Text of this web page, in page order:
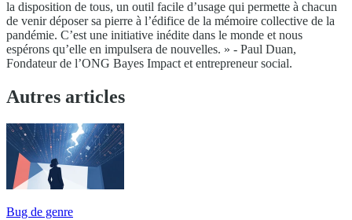
la disposition de tous, un outil facile d’usage qui permette à chacun
de venir déposer sa pierre à l’édifice de la mémoire collective de la
pandémie. C’est une initiative inédite dans le monde et nous
espérons qu’elle en impulsera de nouvelles. » - Paul Duan,
Fondateur de l’ONG Bayes Impact et entrepreneur social.
Autres articles
Bug de genre